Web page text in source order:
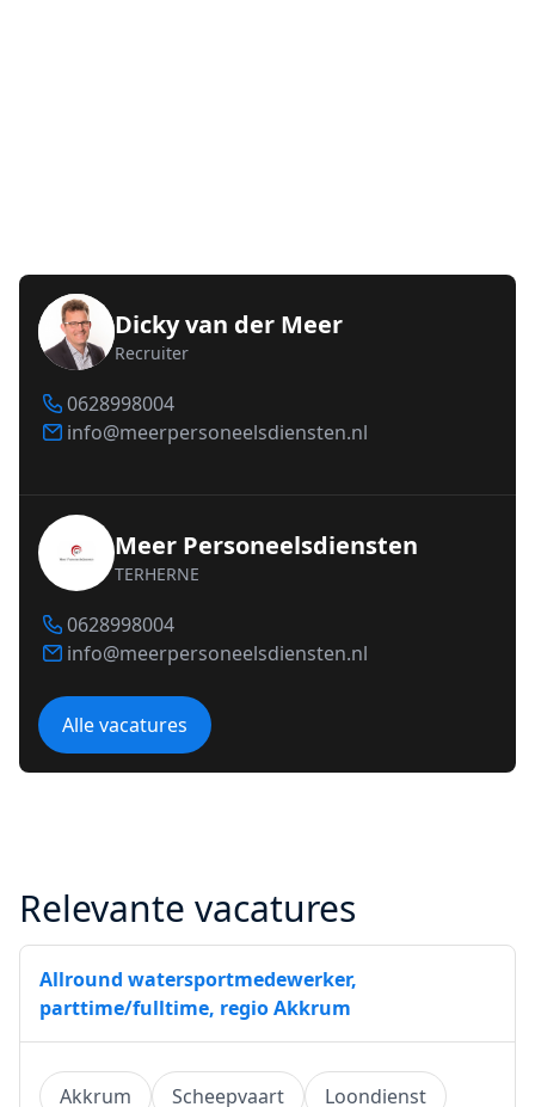
Dicky van der Meer
Recruiter
0628998004
info@meerpersoneelsdiensten.nl
Meer Personeelsdiensten
TERHERNE
0628998004
info@meerpersoneelsdiensten.nl
Alle vacatures
Relevante vacatures
Allround watersportmedewerker,
parttime/fulltime, regio Akkrum
Akkrum Scheepvaart
Loondienst